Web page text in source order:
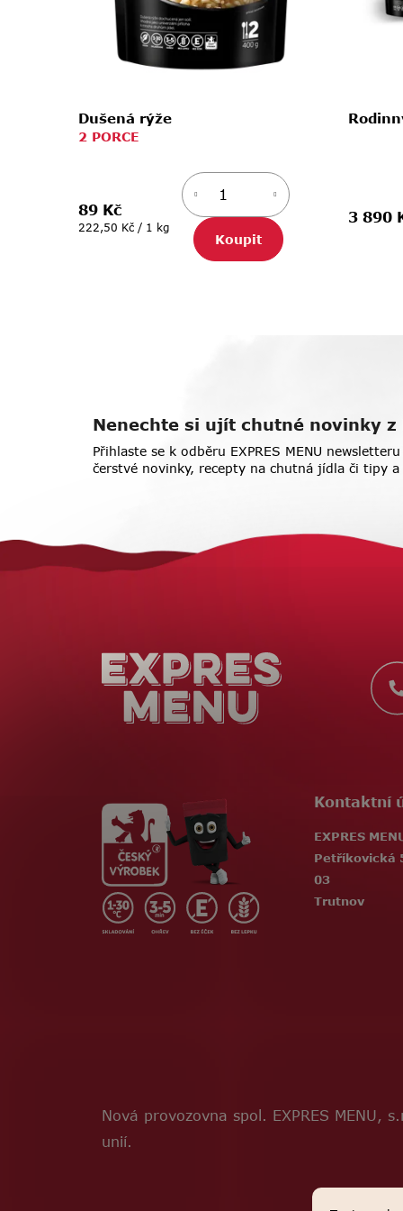
Dušená rýže
2 PORCE
89 Kč
Měrná
222,50 Kč / 1 kg
Koupit
3 890
Nenechte si ujít chutné novinky z
Přihlaste se k odběru EXPRES MENU
čerstvé novinky, recepty na chutná jídla či tipy
Z
Kontaktní
EXPRES
Petříkovická
03
Trutnov
Nová provozovna spol. EXPRES MENU,
unií.